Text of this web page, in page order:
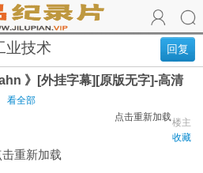
回复
业技术
》[外挂字幕][原版无字]-高清
看全部
点击重新加载楼主
收藏
击重新加载